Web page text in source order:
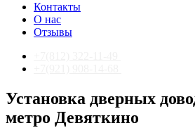
Контакты
О нас
Отзывы
Установка дверных
метро Девяткино